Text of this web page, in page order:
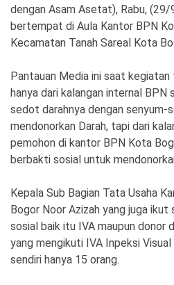
SosBud
Sosial Budaya
Wisata
Ekonomi Olahraga
Indeks Birokrasi
dengan Asam Asetat), Rabu,
bertempat di Aula Kantor BPN
Kecamatan Tanah Sareal Kota
Pantauan Media ini saat
hanya dari kalangan internal BPN
sedot darahnya dengan senyum-
mendonorkan Darah, tapi dari
pemohon di kantor BPN Kota
berbakti sosial untuk
Kepala Sub Bagian Tata Usaha
Bogor Noor Azizah yang juga
sosial baik itu IVA maupun donor
yang mengikuti IVA Inpeksi
sendiri hanya 15 orang.